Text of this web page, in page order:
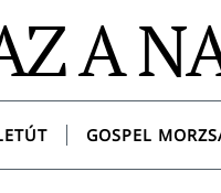
A
GOSPEL